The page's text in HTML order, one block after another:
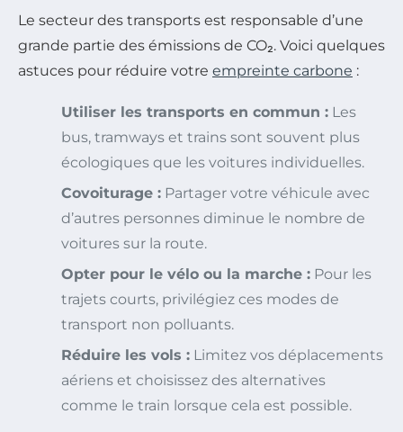
Le secteur des transports est responsable d’une
grande partie des émissions de CO₂. Voici quelques
astuces pour réduire votre empreinte carbone :
Utiliser les transports en commun : Les
bus, tramways et trains sont souvent plus
écologiques que les voitures individuelles.
Covoiturage : Partager votre véhicule avec
d’autres personnes diminue le nombre de
voitures sur la route.
Opter pour le vélo ou la marche : Pour les
trajets courts, privilégiez ces modes de
transport non polluants.
Réduire les vols : Limitez vos déplacements
aériens et choisissez des alternatives
comme le train lorsque cela est possible.